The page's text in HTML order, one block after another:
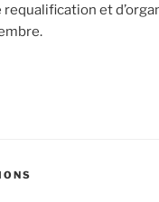
et